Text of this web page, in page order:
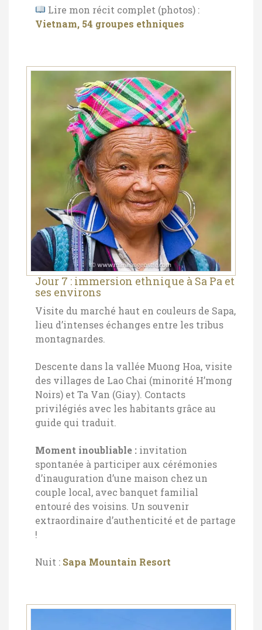
Lire mon récit complet (photos) :
Vietnam, 54 groupes ethniques
Jour 7 : immersion ethnique à Sa Pa et
ses environs
Visite du marché haut en couleurs de Sapa,
lieu d’intenses échanges entre les tribus
montagnardes.
Descente dans la vallée Muong Hoa, visite
des villages de Lao Chai (minorité H’mong
Noirs) et Ta Van (Giay). Contacts
privilégiés avec les habitants grâce au
guide qui traduit.
Moment inoubliable : invitation
spontanée à participer aux cérémonies
d’inauguration d’une maison chez un
couple local, avec banquet familial
entouré des voisins. Un souvenir
extraordinaire d’authenticité et de partage
!
Nuit : Sapa Mountain Resort